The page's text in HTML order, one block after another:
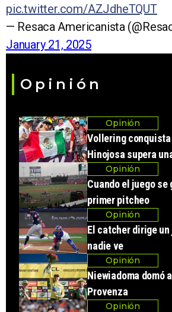
pic.twitter.com/AZJdheTQUT
— Resaca Americanista
January 21, 2025
Opinión
Opinión
Vollering conquista
Hinojosa supera
Opinión
Cuando el juego se
primer pitcheo
Opinión
El catcher dirige
nadie ve
Opinión
Niewiadoma domó
Provenza
Opinión